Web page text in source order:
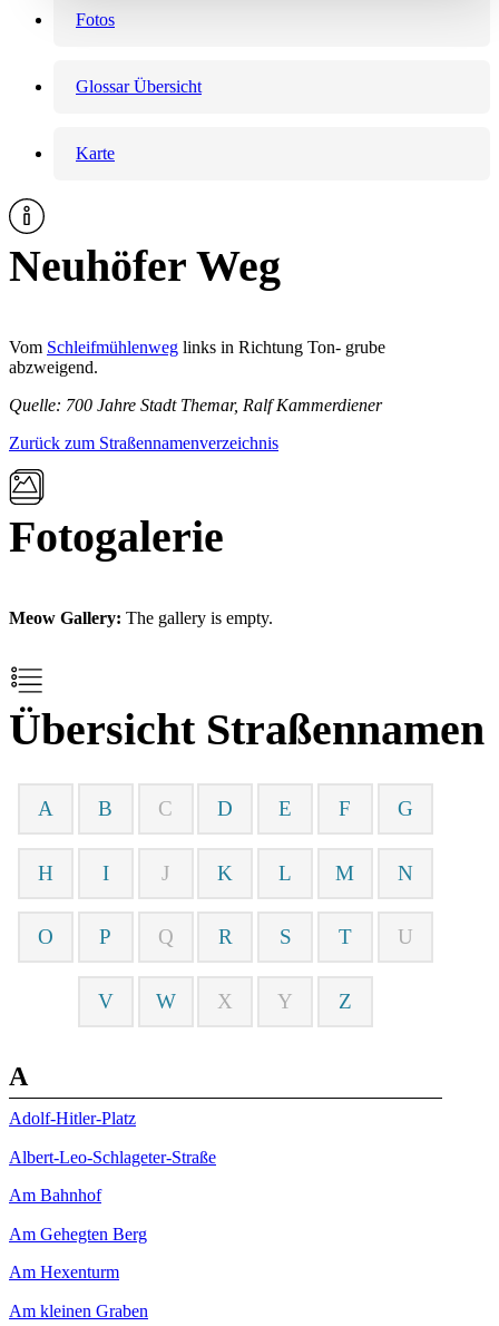
Fotos
Glossar Übersicht
Karte
Neuhöfer Weg
Vom Schleifmühlenweg links in Richtung Ton- grube
abzweigend.
Quelle: 700 Jahre Stadt Themar, Ralf Kammerdiener
Zurück zum Straßennamenverzeichnis
Fotogalerie
Meow Gallery: The gallery is empty.
Übersicht Straßennamen
A B C D E F G
H I J K L M N
O P Q R S T U
V W X Y Z
A
Adolf-Hitler-Platz
Albert-Leo-Schlageter-Straße
Am Bahnhof
Am Gehegten Berg
Am Hexenturm
Am kleinen Graben